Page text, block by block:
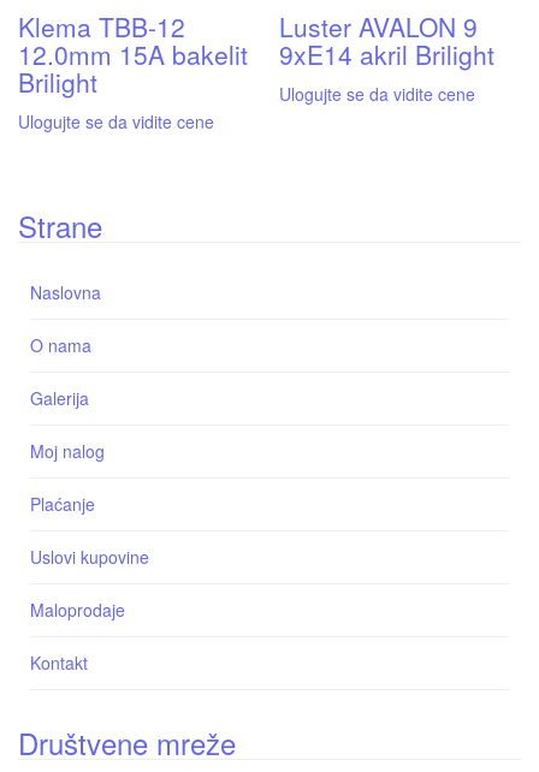
Klema TBB-12
12.0mm 15A bakelit
Brilight
Ulogujte se da vidite cene
Luster AVALON 9
9xE14 akril Brilight
Ulogujte se da vidite cene
Strane
Naslovna
O nama
Galerija
Moj nalog
Plaćanje
Uslovi kupovine
Maloprodaje
Kontakt
Društvene mreže